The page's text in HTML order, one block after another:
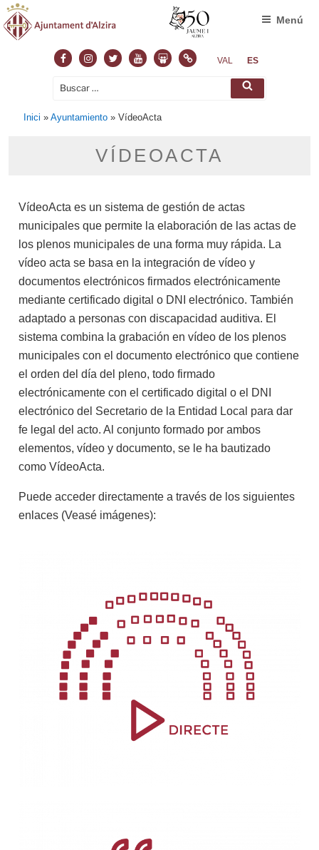
VAL ES
Menú
Inici »Ayuntamiento »VídeoActa
VÍDEOACTA
VídeoActa es un sistema de gestión de actas
municipales que permite la elaboración de las actas de
los plenos municipales de una forma muy rápida. La
vídeo acta se basa en la integración de vídeo y
documentos electrónicos firmados electrónicamente
mediante certificado digital o DNI electrónico. También
adaptado a personas con discapacidad auditiva. El
sistema combina la grabación en vídeo de los plenos
municipales con el documento electrónico que contiene
el orden del día del pleno, todo firmado
electrónicamente con el certificado digital o el DNI
electrónico del Secretario de la Entidad Local para dar
fe legal del acto. Al conjunto formado por ambos
elementos, vídeo y documento, se le ha bautizado
como VídeoActa.
Puede acceder directamente a través de los siguientes
enlaces (Veasé imágenes):